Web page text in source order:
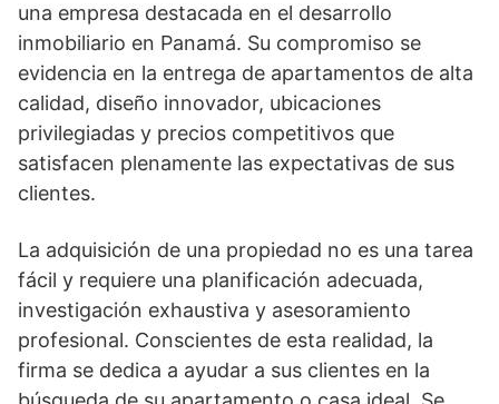
una empresa destacada en el desarrollo
inmobiliario en Panamá. Su compromiso se
evidencia en la entrega de apartamentos de alta
calidad, diseño innovador, ubicaciones
privilegiadas y precios competitivos que
satisfacen plenamente las expectativas de sus
clientes.
La adquisición de una propiedad no es una tarea
fácil y requiere una planificación adecuada,
investigación exhaustiva y asesoramiento
profesional. Conscientes de esta realidad, la
firma se dedica a ayudar a sus clientes en la